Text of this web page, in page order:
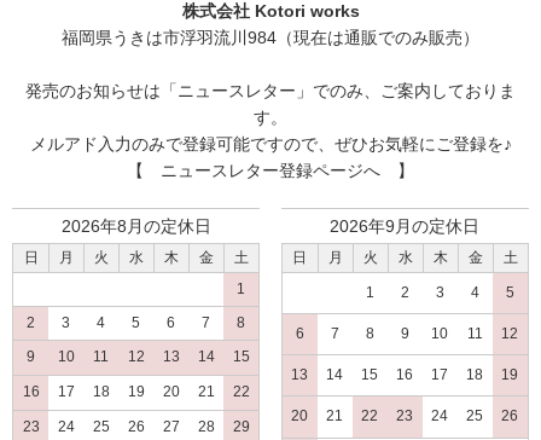
株式会社 Kotori works
福岡県うきは市浮羽流川984（現在は通販でのみ販売）
発売のお知らせは 「ニュースレター」 でのみ、ご案内しておりま
す。
メルアド入力のみで登録可能ですので、ぜひお気軽にご登録を♪
【 ニュースレター登録ページへ 】
2026年8月の定休日
日 月 火 水 木 金
土
1
2
3 4 5 6 7
8
9
10 11 12 13 14 15
16 17 18 19 20 21 22
23 24 25 26 27 28 29
2026年9月の定休日
日 月 火 水 木 金 土
1 2 3 4 5
6 7 8 9 10 11 12
13 14 15 16 17 18 19
20 21 22 23 24 25 26